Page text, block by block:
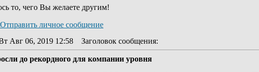
то, чего Вы желаете другим!
Авг 06, 2019 12:58 Заголовок сообщения:
до рекордного для компании уровня